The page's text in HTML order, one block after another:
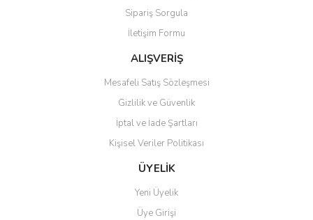
Ürün fiyatı diğer sitelerden daha pahalı.
Bu ürüne benzer farklı alternatifler olmalı.
Gönder
Sipariş Sorgula
İletişim Formu
ALIŞVERİŞ
Mesafeli Satış Sözleşmesi
Gizlilik ve Güvenlik
İptal ve İade Şartları
Kişisel Veriler Politikası
ÜYELİK
Yeni Üyelik
Üye Girişi